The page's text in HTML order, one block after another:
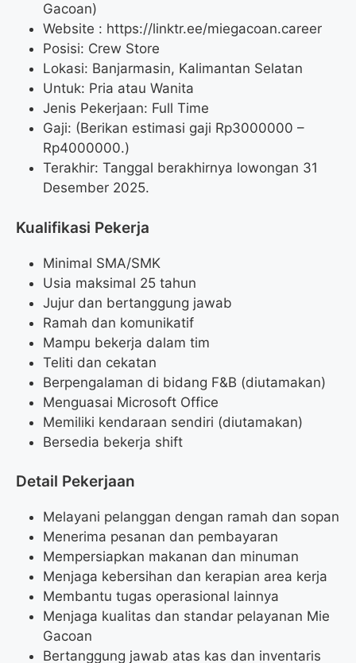
Gacoan)
Website : https://linktr.ee/miegacoan.career
Posisi: Crew Store
Lokasi: Banjarmasin, Kalimantan Selatan
Untuk: Pria atau Wanita
Jenis Pekerjaan: Full Time
Gaji: (Berikan estimasi gaji Rp3000000 –
Rp4000000.)
Terakhir: Tanggal berakhirnya lowongan 31
Desember 2025.
Kualifikasi Pekerja
Minimal SMA/SMK
Usia maksimal 25 tahun
Jujur dan bertanggung jawab
Ramah dan komunikatif
Mampu bekerja dalam tim
Teliti dan cekatan
Berpengalaman di bidang F&B (diutamakan)
Menguasai Microsoft Office
Memiliki kendaraan sendiri (diutamakan)
Bersedia bekerja shift
Detail Pekerjaan
Melayani pelanggan dengan ramah dan sopan
Menerima pesanan dan pembayaran
Mempersiapkan makanan dan minuman
Menjaga kebersihan dan kerapian area kerja
Membantu tugas operasional lainnya
Menjaga kualitas dan standar pelayanan Mie
Gacoan
Bertanggung jawab atas kas dan inventaris